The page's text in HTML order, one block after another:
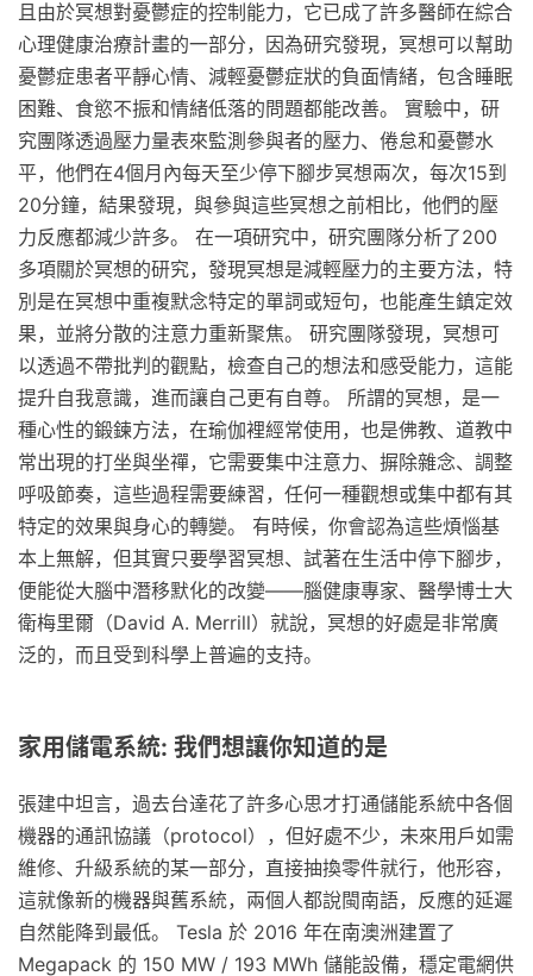
且由於冥想對憂鬱症的控制能力，它已成了許多醫師在綜合
心理健康治療計畫的一部分，因為研究發現，冥想可以幫助
憂鬱症患者平靜心情、減輕憂鬱症狀的負面情緒，包含睡眠
困難、食慾不振和情緒低落的問題都能改善。 實驗中，研
究團隊透過壓力量表來監測參與者的壓力、倦怠和憂鬱水
平，他們在4個月內每天至少停下腳步冥想兩次，每次15到
20分鐘，結果發現，與參與這些冥想之前相比，他們的壓
力反應都減少許多。 在一項研究中，研究團隊分析了200
多項關於冥想的研究，發現冥想是減輕壓力的主要方法，特
別是在冥想中重複默念特定的單詞或短句，也能產生鎮定效
果，並將分散的注意力重新聚焦。 研究團隊發現，冥想可
以透過不帶批判的觀點，檢查自己的想法和感受能力，這能
提升自我意識，進而讓自己更有自尊。 所謂的冥想，是一
種心性的鍛鍊方法，在瑜伽裡經常使用，也是佛教、道教中
常出現的打坐與坐禪，它需要集中注意力、摒除雜念、調整
呼吸節奏，這些過程需要練習，任何一種觀想或集中都有其
特定的效果與身心的轉變。 有時候，你會認為這些煩惱基
本上無解，但其實只要學習冥想、試著在生活中停下腳步，
便能從大腦中潛移默化的改變——腦健康專家、醫學博士大
衛梅里爾（David A. Merrill）就說，冥想的好處是非常廣
泛的，而且受到科學上普遍的支持。
家用儲電系統: 我們想讓你知道的是
張建中坦言，過去台達花了許多心思才打通儲能系統中各個
機器的通訊協議（protocol），但好處不少，未來用戶如需
維修、升級系統的某一部分，直接抽換零件就行，他形容，
這就像新的機器與舊系統，兩個人都說閩南語，反應的延遲
自然能降到最低。 Tesla 於 2016 年在南澳洲建置了
Megapack 的 150 MW / 193 MWh 儲能設備，穩定電網供